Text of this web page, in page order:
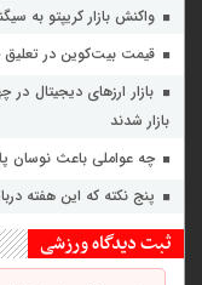
واکنش بازار کریپتو به
قیمت بیت‌کوین در تعلیق
بازار شدند
چه عواملی باعث نوسان
پنج نکته که این هفته
ثبت دیدگاه ورزشی